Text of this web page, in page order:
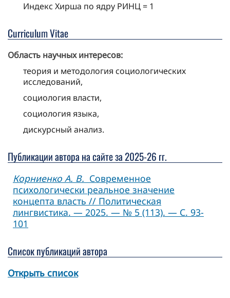
Индекс Хирша по ядру РИНЦ = 1
Curriculum Vitae
Область научных интересов:
теория и методология социологических
исследований,
социология власти,
социология языка,
дискурсный анализ.
Публикации автора на сайте за 2025-26 гг.
Корниенко А. В. Современное
психологически реальное значение
концепта власть // Политическая
лингвистика. — 2025. — № 5 (113). — С. 93-
101
Список публикаций автора
Открыть список